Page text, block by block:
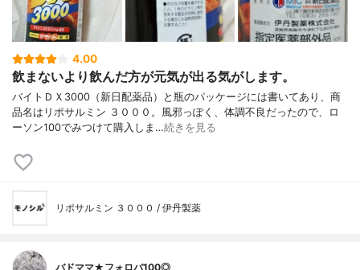
4.00
飲まないより飲んだ方が元気が出る気がします。
バイトＤＸ3000（新日配薬品）と瓶のパッケージには書いてあり、商
品名はリポサルミン ３０００。風邪っぽく、体調不良だったので、ロ
ーソン100でみつけて購入しま…続きを見る
リポサルミン ３０００ / 伊丹製薬
バドママ★フォロバ100◎